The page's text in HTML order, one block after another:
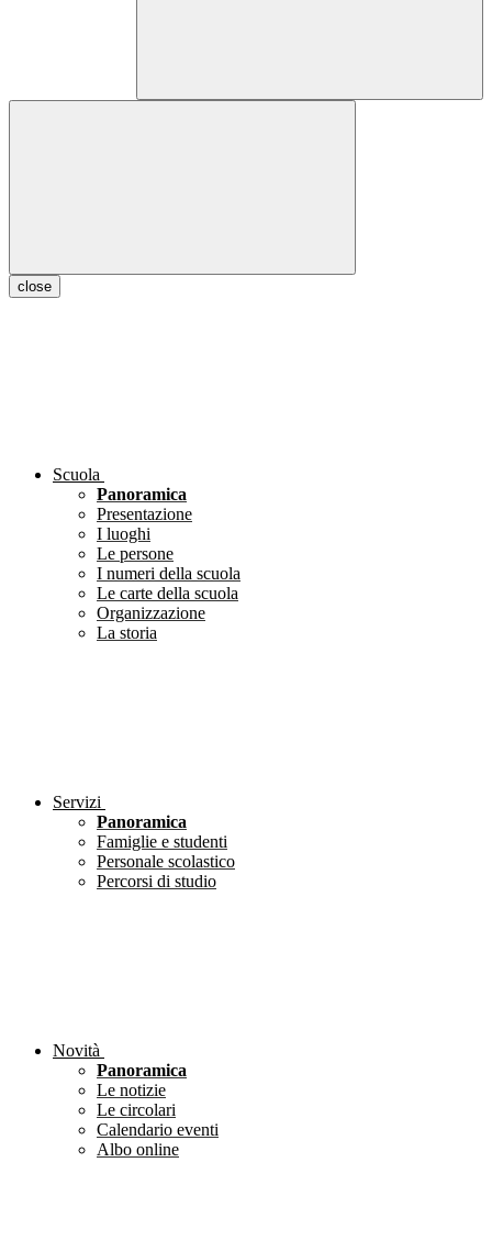
close
Scuola
Panoramica
Presentazione
I luoghi
Le persone
I numeri della scuola
Le carte della scuola
Organizzazione
La storia
Servizi
Panoramica
Famiglie e studenti
Personale scolastico
Percorsi di studio
Novità
Panoramica
Le notizie
Le circolari
Calendario eventi
Albo online